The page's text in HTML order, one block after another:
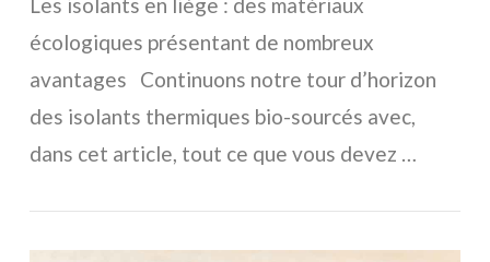
écologiques présentant de nombreux
avantages Continuons notre tour d’horizon
des isolants thermiques bio-sourcés avec,
dans cet article, tout ce que vous devez …